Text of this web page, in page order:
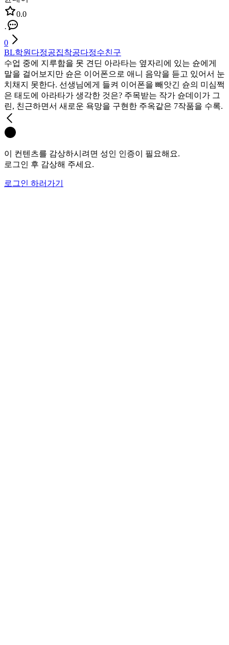
0.0
·
0
BL학원 다정공집착공다정수친구
수업 중에 지루함을 못 견딘 아라타는 옆자리에 있는 슌에게
말을 걸어보지만 슌은 이어폰으로 애니 음악을 듣고 있어서 눈
치채지 못한다. 선생님에게 들켜 이어폰을 빼앗긴 슌의 미심쩍
은 태도에 아라타가 생각한 것은? 주목받는 작가 슌데이가 그
린, 친근하면서 새로운 욕망을 구현한 주옥같은 7작품을 수록.
이 컨텐츠를 감상하시려면 성인 인증이 필요해요.
로그인 후 감상해 주세요.
로그인 하러가기